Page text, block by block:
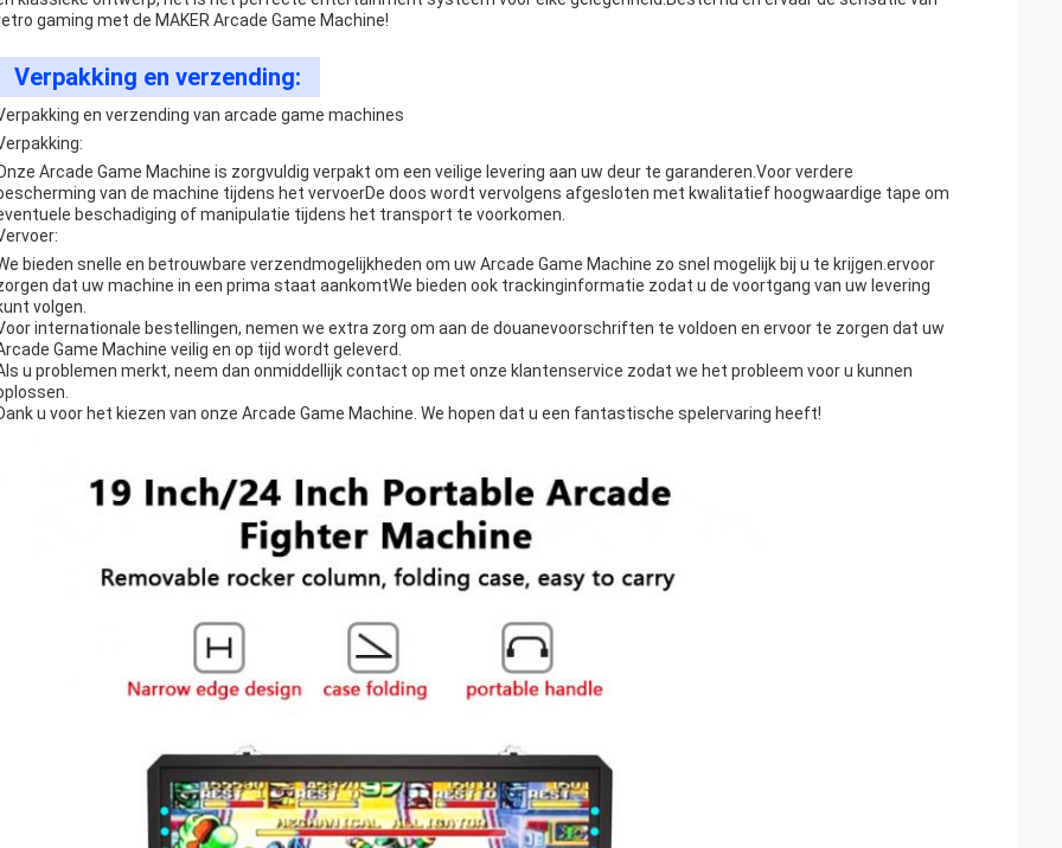
gaming met de MAKER Arcade Game Machine!
Verpakking en verzending:
en verzending van arcade game machines
Arcade Game Machine is zorgvuldig verpakt om een veilige levering aan uw deur te garanderen.Voor verdere
van de machine tijdens het vervoerDe doos wordt vervolgens afgesloten met kwalitatief hoogwaardige tape om
beschadiging of manipulatie tijdens het transport te voorkomen.
bieden snelle en betrouwbare verzendmogelijkheden om uw Arcade Game Machine zo snel mogelijk bij u te krijgen.ervoor
dat uw machine in een prima staat aankomtWe bieden ook trackinginformatie zodat u de voortgang van uw levering
volgen.
internationale bestellingen, nemen we extra zorg om aan de douanevoorschriften te voldoen en ervoor te zorgen dat uw
Game Machine veilig en op tijd wordt geleverd.
u problemen merkt, neem dan onmiddellijk contact op met onze klantenservice zodat we het probleem voor u kunnen
u voor het kiezen van onze Arcade Game Machine. We hopen dat u een fantastische spelervaring heeft!